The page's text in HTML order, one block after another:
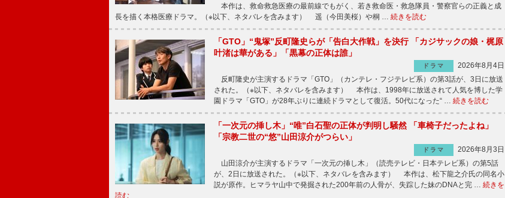
本作は、救命救急医療の最前線でもがく、若き救命医・救急隊員・警察官らの正義と成
長を描く本格医療ドラマ。（※以下、ネタバレを含みます） 遥（今田美桜）や桐 … 続きを読む
「GTO」“鬼塚”反町隆史らが「告白大作戦」を決行 「カジサックの娘・梶原
叶渚は華がある」「黒幕の正体は誰」
ドラマ
2026年8月4日
反町隆史が主演するドラマ「GTO」（カンテレ・フジテレビ系）の第3話が、3日に放送
された。（※以下、ネタバレを含みます） 本作は、1998年に放送されて人気を博した学
園ドラマ「GTO」が28年ぶりに連続ドラマとして復活。50代になった“ … 続きを読む
「一次元の挿し木」“唯”白石聖の正体が判明し騒然 「車椅子だったよね」
「宗教二世の“悠”山田涼介がつらい」
ドラマ
2026年8月3日
山田涼介が主演するドラマ「一次元の挿し木」（読売テレビ・日本テレビ系）の第5話
が、2日に放送された。（※以下、ネタバレを含みます） 本作は、松下龍之介氏の同名小
説が原作。ヒマラヤ山中で発掘された200年前の人骨が、失踪した妹のDNAと完 … 続きを
読む